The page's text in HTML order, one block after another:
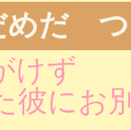
めだ
けず
彼にお